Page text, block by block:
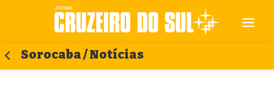
Sorocaba / Notícias